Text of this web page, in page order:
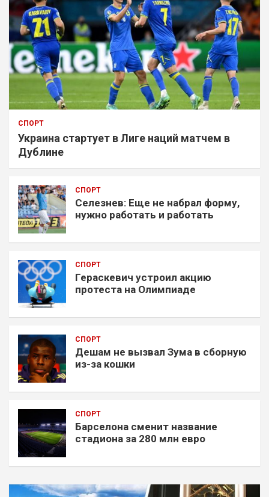
СПОРТ
Украина стартует в Лиге наций матчем в
Дублине
СПОРТ
Селезнев: Еще не набрал форму,
нужно работать и работать
СПОРТ
Гераскевич устроил акцию
протеста на Олимпиаде
СПОРТ
Дешам не вызвал Зума в сборную
из-за кошки
СПОРТ
Барселона сменит название
стадиона за 280 млн евро